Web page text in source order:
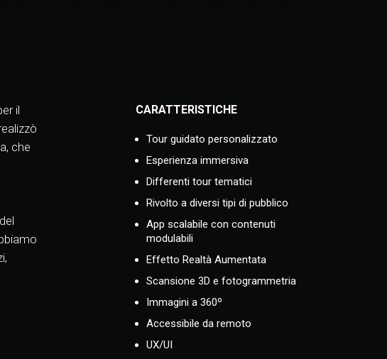
il
che
CARATTERISTICHE
Tour guidato personalizzato
Esperienza immersiva
Differenti tour tematici
Rivolto a diversi tipi di pubblico
App scalabile con contenuti
modulabili
Effetto Realtà Aumentata
Scansione 3D e fotogrammetria
Immagini a 360º
Accessibile da remoto
UX/UI